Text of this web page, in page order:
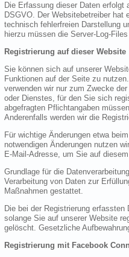
Die Erfassung dieser Daten
DSGVO. Der Websitebetreiber hat
technisch fehlerfreien Darstellung
hierzu müssen die Server-Log-
Registrierung auf dieser Website
Sie können sich auf unserer
Funktionen auf der Seite zu
verwenden wir nur zum Zwecke
oder Dienstes, für den Sie sich
abgefragten Pflichtangaben
Anderenfalls werden wir die
Für wichtige Änderungen etwa
notwendigen Änderungen nutzen
E-Mail-Adresse, um Sie auf
Grundlage für die
Verarbeitung von Daten zur
Maßnahmen gestattet.
Die bei der Registrierung
solange Sie auf unserer Website
gelöscht. Gesetzliche
Registrierung mit Facebook